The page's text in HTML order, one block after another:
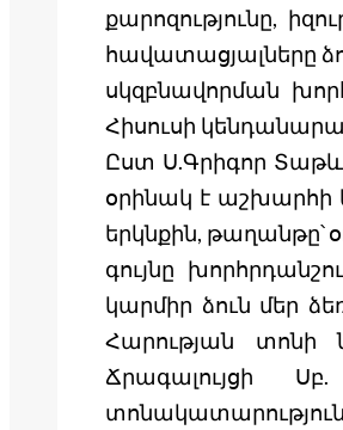
քարոզությունը,
հավատացյալները
սկզբնավորման
Հիսուսի
Ըստ Ս.Գրիգոր
օրինակ է աշխարհի
երկնքին, թաղանթը՝
գույնը
կարմիր ձուն մեր
Հարության տոնի
Ճրագալույցի